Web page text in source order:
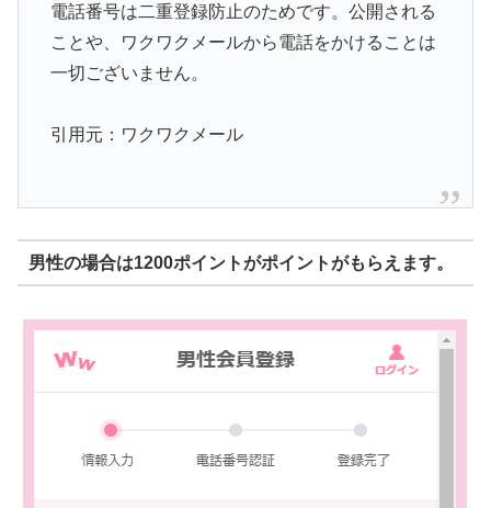
電話番号は二重登録防止のためです。公開される
ことや、ワクワクメールから電話をかけることは
一切ございません。
引用元：ワクワクメール
男性の場合は1200ポイントがポイントがもらえます。